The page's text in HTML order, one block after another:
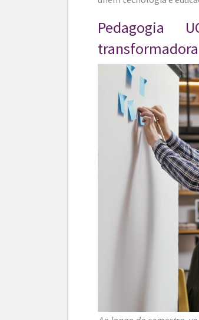
Pedagogia
transformadora